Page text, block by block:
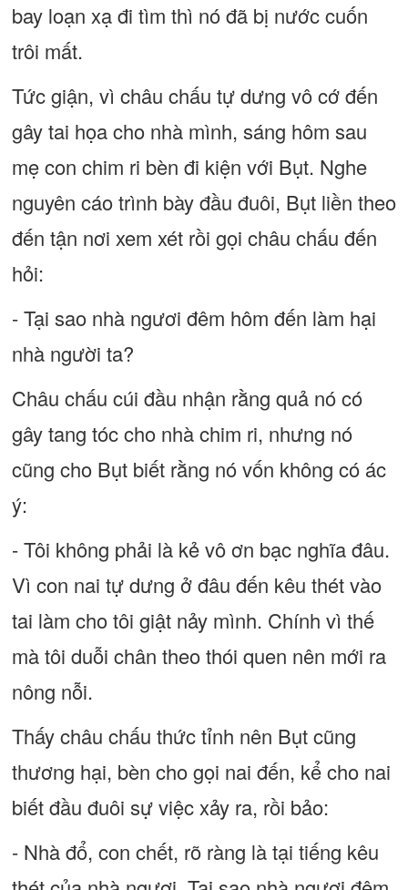
bay loạn xạ đi tìm thì nó đã bị nước cuốn
trôi mất.
Tức giận, vì châu chấu tự dưng vô cớ đến
gây tai họa cho nhà mình, sáng hôm sau
mẹ con chim ri bèn đi kiện với Bụt. Nghe
nguyên cáo trình bày đầu đuôi, Bụt liền theo
đến tận nơi xem xét rồi gọi châu chấu đến
hỏi:
- Tại sao nhà ngươi đêm hôm đến làm hại
nhà người ta?
Châu chấu cúi đầu nhận rằng quả nó có
gây tang tóc cho nhà chim ri, nhưng nó
cũng cho Bụt biết rằng nó vốn không có ác
ý:
- Tôi không phải là kẻ vô ơn bạc nghĩa đâu.
Vì con nai tự dưng ở đâu đến kêu thét vào
tai làm cho tôi giật nảy mình. Chính vì thế
mà tôi duỗi chân theo thói quen nên mới ra
nông nỗi.
Thấy châu chấu thức tỉnh nên Bụt cũng
thương hại, bèn cho gọi nai đến, kể cho nai
biết đầu đuôi sự việc xảy ra, rồi bảo:
- Nhà đổ, con chết, rõ ràng là tại tiếng kêu